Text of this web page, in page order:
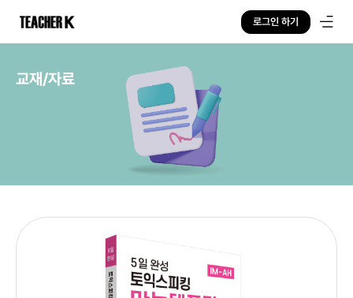
로그인 하기
교재/자료